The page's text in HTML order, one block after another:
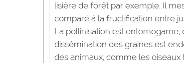
lisière de forêt par exemple. Il
comparé à la fructification entre
La pollinisation est entomogame,
dissémination des graines est
des animaux, comme les oiseaux !